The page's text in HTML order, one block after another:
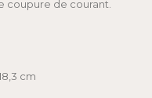
coupure de courant.
cm